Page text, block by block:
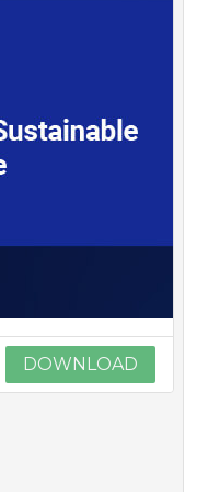
DOWNLOAD